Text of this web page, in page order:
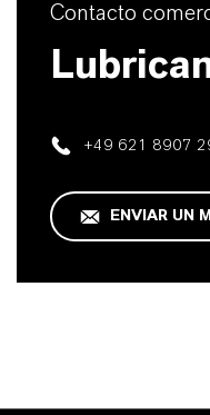
Contacto
+49 621 8907
ENVIAR UN